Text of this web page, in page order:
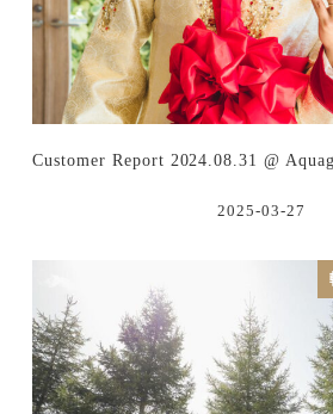
Customer Report 2024.08.31 @
2025-03-27